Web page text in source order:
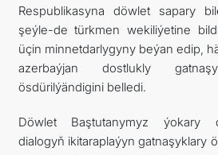
Respublikasyna döwlet sapary
şeýle-de türkmen wekiliýetine
üçin minnetdarlygyny beýan edip,
azerbaýjan dostlukly
ösdürilýändigini belledi.
Döwlet Baştutanymyz ýokary
dialogyň ikitaraplaýyn gatnaşyklary